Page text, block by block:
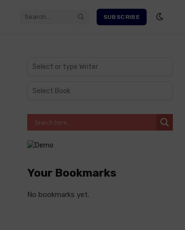
SUBSCRIBE
Your Bookmarks
No bookmarks yet.